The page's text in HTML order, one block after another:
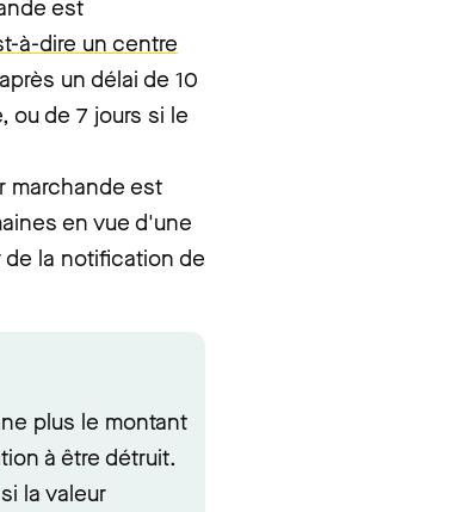
est
à-dire un centre
un délai de 10
ou de 7 jours si le
marchande est
en vue d'une
de la notification de
plus le montant
à être détruit.
la valeur